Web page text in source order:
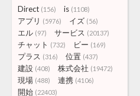
Direct (156) is (1108)
アプリ (5976) イズ (56)
エル (97) サービス (20137)
チャット (732) ビー (169)
プラス (316) 位置 (437)
建設 (408) 株式会社 (19472)
現場 (488) 連携 (4106)
開始 (22403)